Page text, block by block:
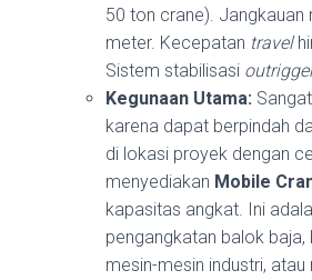
50 ton crane). Jangkauan
meter. Kecepatan travel
Sistem stabilisasi
Kegunaan Utama:
karena dapat berpindah
di lokasi proyek dengan
menyediakan Mobile
kapasitas angkat. Ini
pengangkatan balok
mesin-mesin industri, atau